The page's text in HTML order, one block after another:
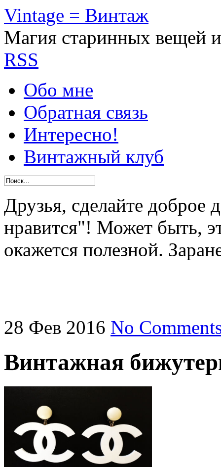
Vintage = Винтаж
Магия старинных вещей
RSS
Обо мне
Обратная связь
Интересно!
Винтажный клуб
Друзья, сделайте
нравится"! Может быть,
окажется полезной.
28 Фев 2016 No
Винтажная